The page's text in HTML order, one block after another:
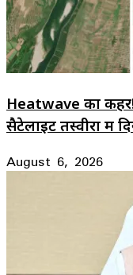
Heatwave का कहर!
सैटेलाइट तस्वीरों में
August 6, 2026